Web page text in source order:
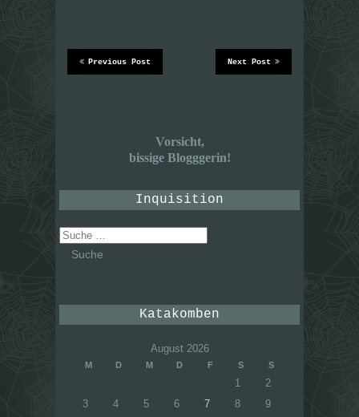
Next Post
Previous Post
Vorsicht,
bissige Blogggerin!
Inquisition
Suche
nach:
Katakomben
August 2026
M D M D F S S
1
2
3
4 5 6 7 8
9